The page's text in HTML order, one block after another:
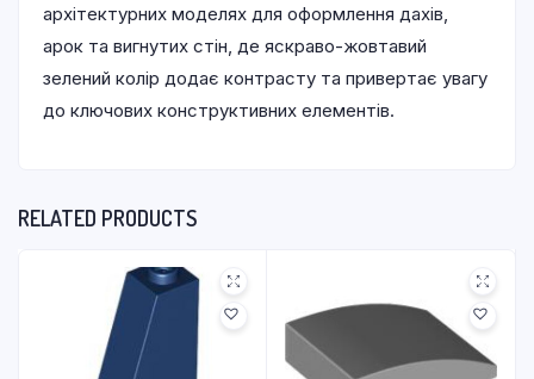
архітектурних моделях для оформлення дахів,
арок та вигнутих стін, де яскраво-жовтавий
зелений колір додає контрасту та привертає увагу
до ключових конструктивних елементів.
RELATED PRODUCTS